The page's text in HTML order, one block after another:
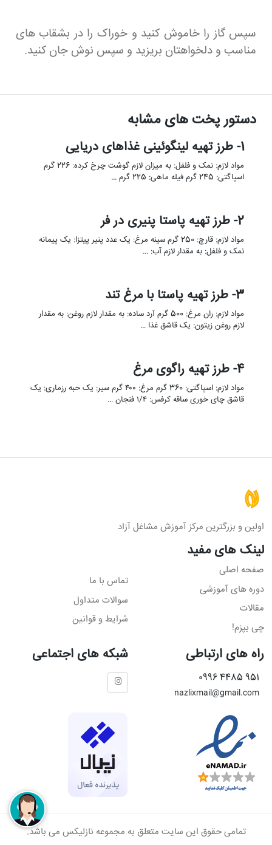
سپس گاز را خاموش کنید و خوراک را در بشقاب های
مناسب و دلخواهتان بریزید و سپس نوش جان کنید.
دستور پخت های مشابه
1- طرز تهیه لینگوئینی غذاهای دریایی
مواد لازم: نمک و فلفل: به میزان لازم گوشت چرخ کرده: 226 گرم
اسپاگتی: 245 گرم فیله ماهی: 225 گرم …
2- طرز تهیه پاستا پنیری در فر
مواد لازم: قارچ: 250 گرم سینه مرغ: یک عدد پنیر پیتزا: یک پیمانه
نمک و فلفل: به مقدار لازم آب: …
3- طرز تهیه پاستا با مرغ تند
مواد لازم: ران مرغ: 500 گرم آرد ساده: به مقدار لازم روغن: به مقدار
لازم روغن زیتون: یک قاشق غذا …
4- طرز تهیه راگوی مرغ
مواد لازم: اسپاگتی: 360 گرم مرغ: ۴۰۰ گرم سیر: یک حبه رزماری: یک
قاشق چای خوری ساقه کرفس: ۱/۴ فنجان …
اولین و بزرگترین مرکز آموزش مشاغل آزاد
لینک های مفید
صفحه اصلی
دوره های آموزشی
مقالات
چی بپزم!
تماس با ما
سوالات متداول
شرایط و قوانین
راه های ارتباطی
951 4485 0996
nazlixmail@gmail.com
شبکه های اجتماعی
تمامی حقوق این سایت متعلق به مجموعه نازلیکس می باشد.